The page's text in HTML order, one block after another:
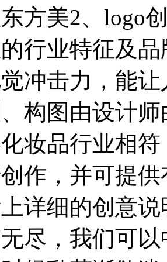
方美2、logo
行业特征及
冲击力，能
构图由设计
妆品行业相
作，并可提
详细的创意
尽，我们可